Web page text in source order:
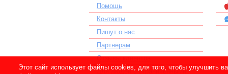
Помощь
Контакты
Пишут о нас
Партнерам
Отзывы клиентов
Для людей с ограниченными
Этот сайт использует файлы cookies, для того, чтобы улучшить